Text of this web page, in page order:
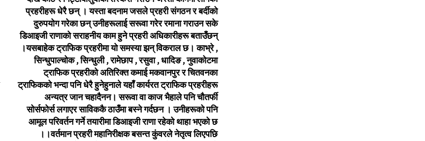
प्रहरीहरू धेरै छन् । यस्ता बदनाम जसले प्रहरी संगठन र बर्दीको
दुरुपयोग गरेका छन् उनीहरूलाई सरूवा गरेर रमाना गराउन सके
डिआइजी राणाको सराहनीय काम हुने प्रहरी अधिकारीहरू बताउँछन्
।यसबाहेक ट्राफिक प्रहरीमा यो समस्या झन् विकराल छ। काभ्रे ,
सिन्धुपाल्चोक , सिन्धुली , रामेछाप , रसुवा , धादिङ , नुवाकोटमा
ट्राफिक प्रहरीको अतिरिक्त कमाई मकवानपुर र चितवनका
ट्राफिकको भन्दा पनि धेरै हुनेहुनाले यहाँ कार्यरत ट्राफिक प्रहरीहरू
अन्यत्र जान चहादैनन। सरूवा वा काज भैहाले पनि चौतर्फी
सोर्सफोर्स लगाएर साविककै ठाउँमा बस्ने गर्दछन । उनीहरूको पनि
आमूल परिवर्तन गर्ने तयारीमा डिआइजी राणा रहेको थाहा भएको छ
।।वर्तमान प्रहरी महानिरीक्षक बसन्त कुंवरले नेतृत्व लिएपछि